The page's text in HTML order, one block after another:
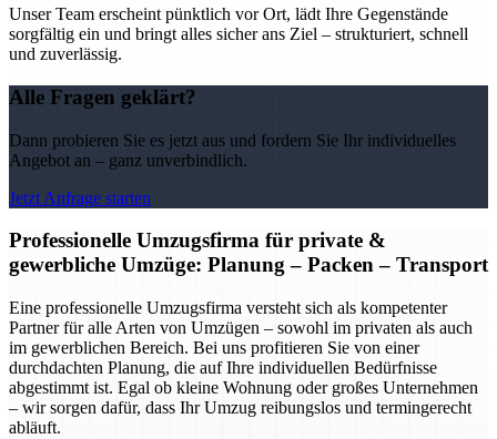
Unser Team erscheint pünktlich vor Ort, lädt Ihre Gegenstände
sorgfältig ein und bringt alles sicher ans Ziel – strukturiert, schnell
und zuverlässig.
Alle Fragen geklärt?
Dann probieren Sie es jetzt aus und fordern Sie Ihr individuelles
Angebot an – ganz unverbindlich.
Jetzt Anfrage starten
Professionelle Umzugsfirma für private &
gewerbliche Umzüge: Planung – Packen – Transport
Eine professionelle Umzugsfirma versteht sich als kompetenter
Partner für alle Arten von Umzügen – sowohl im privaten als auch
im gewerblichen Bereich. Bei uns profitieren Sie von einer
durchdachten Planung, die auf Ihre individuellen Bedürfnisse
abgestimmt ist. Egal ob kleine Wohnung oder großes Unternehmen
– wir sorgen dafür, dass Ihr Umzug reibungslos und termingerecht
abläuft.